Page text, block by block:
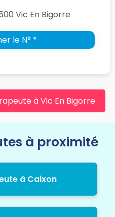
Vic En Bigorre
le N° *
à Vic En Bigorre
à proximité
à Caixon